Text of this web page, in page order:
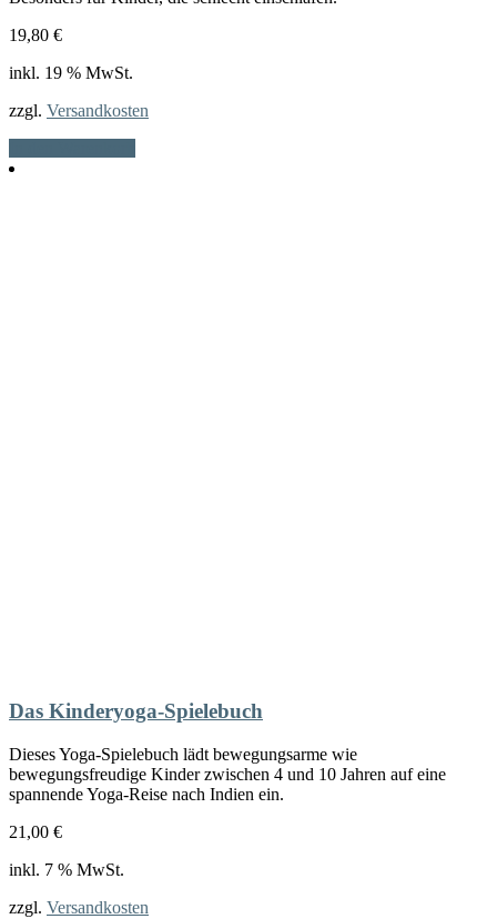
19,80 €
inkl. 19 % MwSt.
zzgl. Versandkosten
Das Kinderyoga-Spielebuch
Dieses Yoga-Spielebuch lädt bewegungsarme wie
bewegungsfreudige Kinder zwischen 4 und 10 Jahren auf eine
spannende Yoga-Reise nach Indien ein.
21,00 €
inkl. 7 % MwSt.
zzgl. Versandkosten